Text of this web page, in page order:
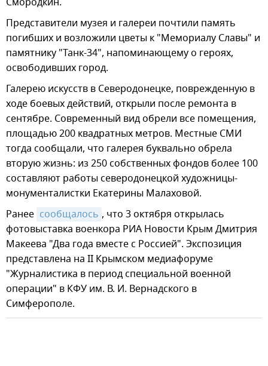
Представители музея и галереи почтили память
погибших и возложили цветы к "Мемориалу Славы" и
памятнику "Танк-34", напоминающему о героях,
освободивших город.
Галерею искусств в Северодонецке, поврежденную в
ходе боевых действий, открыли после ремонта в
сентябре. Современный вид обрели все помещения,
площадью 200 квадратных метров. Местные СМИ
тогда сообщали, что галерея буквально обрела
вторую жизнь: из 250 собственных фондов более 100
составляют работы северодонецкой художницы-
монументалистки Екатерины Малаховой.
Ранее сообщалось , что 3 октября открылась
фотовыставка военкора РИА Новости Крым Дмитрия
Макеева "Два года вместе с Россией". Экспозиция
представлена на II Крымском медиафоруме
"Журналистика в период специальной военной
операции" в КФУ им. В. И. Вернадского в
Симферополе.